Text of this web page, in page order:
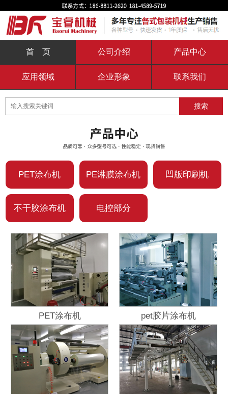
首 页 公司介绍 产品中心
应用领域 企业形象 联系我们
PET涂布机 PE淋膜涂布机 凹版印刷机
不干胶涂布机 电控部分
PET涂布机 pet胶片涂布机